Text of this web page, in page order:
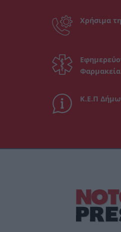
Χρήσιμα
Φαρμακεία
Κ.Ε.Π